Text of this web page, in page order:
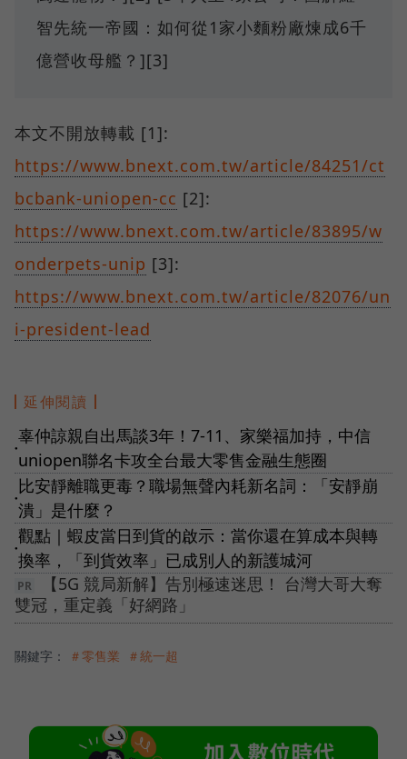
智先統一帝國：如何從1家小麵粉廠煉成6千
億營收母艦？][3]
本文不開放轉載 [1]:
https://www.bnext.com.tw/article/84251/ct
bcbank-uniopen-cc [2]:
https://www.bnext.com.tw/article/83895/w
onderpets-unip [3]:
https://www.bnext.com.tw/article/82076/un
i-president-lead
延伸閱讀
●
辜仲諒親自出馬談3年！7-11、家樂福加持，中信
uniopen聯名卡攻全台最大零售金融生態圈
●
比安靜離職更毒？職場無聲內耗新名詞：「安靜崩
潰」是什麼？
●
觀點｜蝦皮當日到貨的啟示：當你還在算成本與轉
換率，「到貨效率」已成別人的新護城河
【5G 競局新解】告別極速迷思！ 台灣大哥大奪
雙冠，重定義「好網路」
關鍵字： ＃零售業 ＃統一超